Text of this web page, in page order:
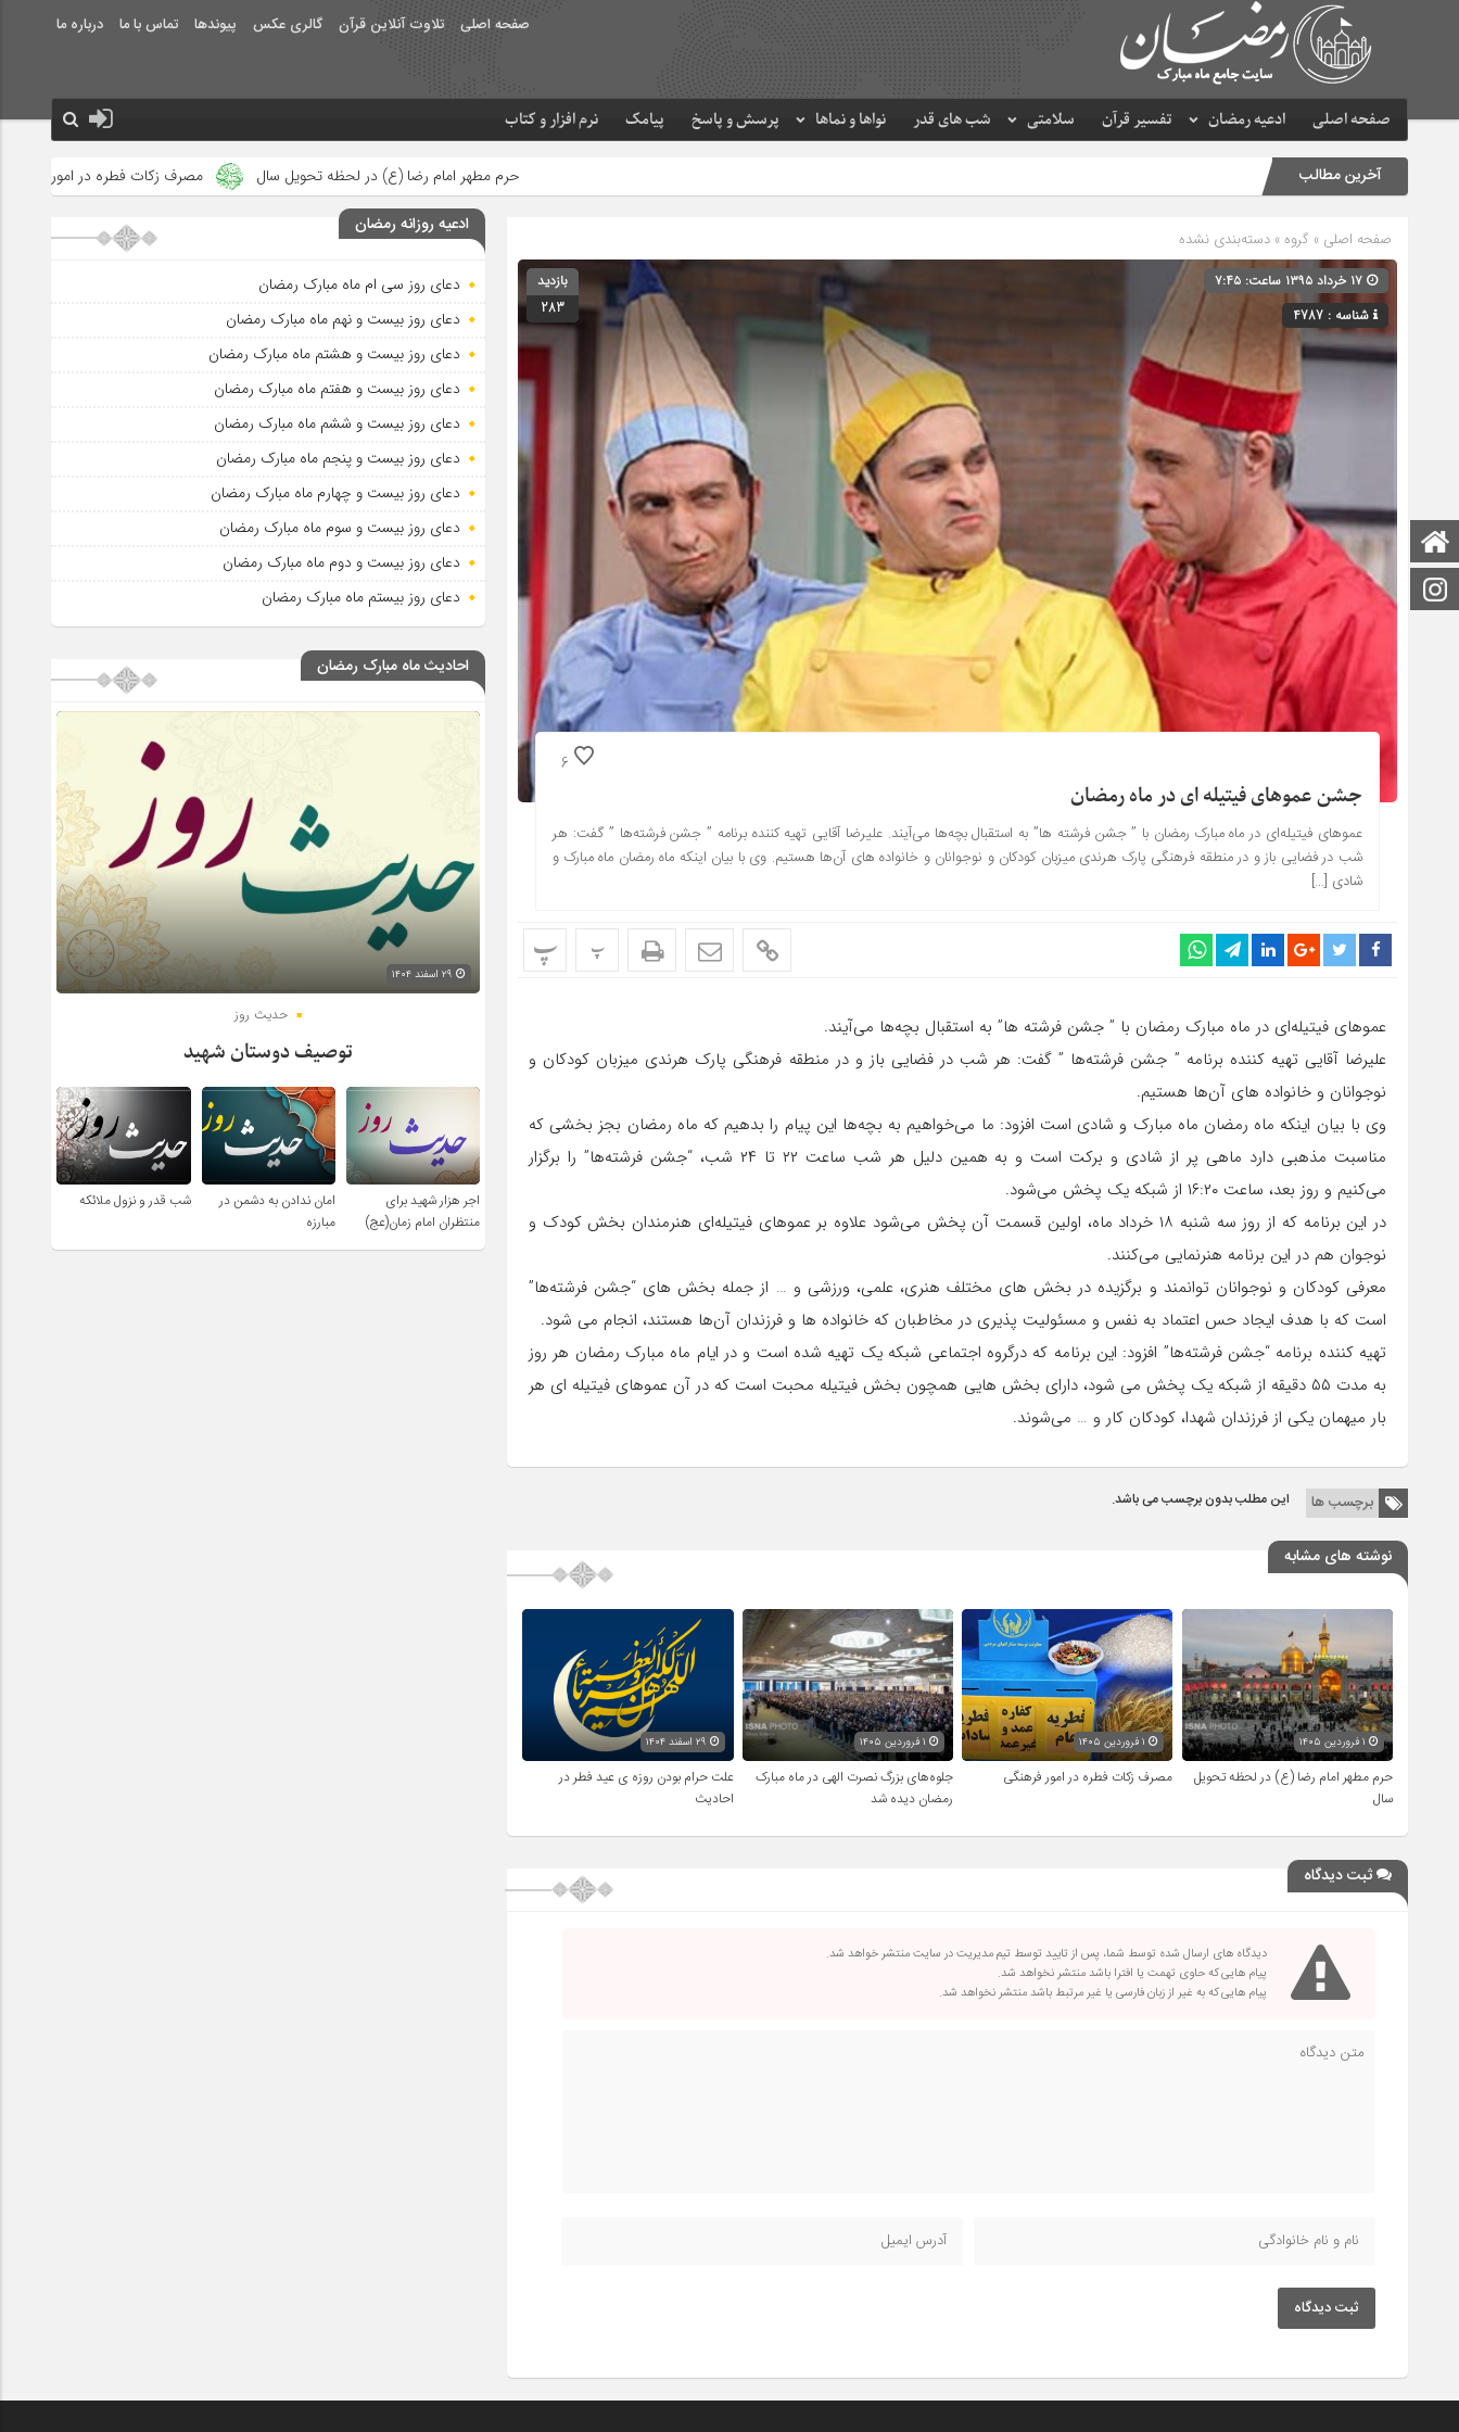
صفحه اصلی تلاوت آنلاین قرآن گالری عکس پیوندها تماس با ما درباره ما
صفحه اصلی ادعیه رمضان تفسیر قرآن سلامتی شب های قدر نواها و نماها پرسش و پاسخ پیامک نرم افزار و کتاب
صفحه اصلی
اینستاگرام
آخرین مطالب حرم مطهر امام رضا (ع) در لحظه تحویل سال مصرف زکات فطره در امور فرهنگی جلوه‌های بزرگ
صفحه اصلی » گروه » دسته‌بندی نشده
شناسه : 4787
بازدید
283
6
جشن عموهای فیتیله ای در ماه رمضان
عموهای فیتیله‌ای در ماه مبارک رمضان با ” جشن فرشته ها” به استقبال بچه‌ها می‌آیند. علیرضا آقایی تهیه کننده برنامه ” جشن فرشته‌ها ” گفت: هر
شب در فضایی باز و در منطقه فرهنگی پارک هرندی میزبان کودکان و نوجوانان و خانواده های آن‌ها هستیم. وی با بیان اینکه ماه رمضان ماه مبارک و
شادی […]
پ پ
عموهای فیتیله‌ای در ماه مبارک رمضان با ” جشن فرشته ها” به استقبال بچه‌ها می‌آیند.
علیرضا آقایی تهیه کننده برنامه ” جشن فرشته‌ها ” گفت: هر شب در فضایی باز و در منطقه فرهنگی پارک هرندی میزبان کودکان و
نوجوانان و خانواده های آن‌ها هستیم.
وی با بیان اینکه ماه رمضان ماه مبارک و شادی است افزود: ما می‌خواهیم به بچه‌ها این پیام را بدهیم که ماه رمضان بجز بخشی که
مناسبت مذهبی دارد ماهی پر از شادی و برکت است و به همین دلیل هر شب ساعت ۲۲ تا ۲۴ شب، “جشن فرشته‌ها” را برگزار
می‌کنیم و روز بعد، ساعت ۱۶:۲۰ از شبکه یک پخش می‌شود.
در این برنامه که از روز سه شنبه ۱۸ خرداد ماه، اولین قسمت آن پخش می‌شود علاوه بر عموهای فیتیله‌ای هنرمندان بخش کودک و
نوجوان هم در این برنامه هنرنمایی می‌کنند.
معرفی کودکان و نوجوانان توانمند و برگزیده در بخش های مختلف هنری، علمی، ورزشی و … از جمله بخش های “جشن فرشته‌ها”
است که با هدف ایجاد حس اعتماد به نفس و مسئولیت پذیری در مخاطبان که خانواده ها و فرزندان آن‌ها هستند، انجام می شود.
تهیه کننده برنامه “جشن فرشته‌ها” افزود: این برنامه که درگروه اجتماعی شبکه یک تهیه شده است و در ایام ماه مبارک رمضان هر روز
به مدت ۵۵ دقیقه از شبکه یک پخش می شود، دارای بخش هایی همچون بخش فیتیله محبت است که در آن عموهای فیتیله ای هر
بار میهمان یکی از فرزندان شهدا، کودکان کار و … می‌شوند.
برچسب ها این مطلب بدون برچسب می باشد.
نوشته های مشابه
حرم مطهر امام رضا (ع) در لحظه تحویل
سال
۱ فروردین ۱۴۰۵
مصرف زکات فطره در امور فرهنگی
جلوه‌های بزرگ نصرت الهی در ماه مبارک
رمضان دیده شد
علت حرام بودن روزه ی عید فطر در
احادیث
ثبت دیدگاه
دیدگاه های ارسال شده توسط شما، پس از تایید توسط تیم مدیریت در سایت منتشر خواهد شد.
پیام هایی که حاوی تهمت یا افترا باشد منتشر نخواهد شد.
پیام هایی که به غیر از زبان فارسی یا غیر مرتبط باشد منتشر نخواهد شد.
ثبت دیدگاه
ادعیه روزانه رمضان
دعای روز سی ام ماه مبارک رمضان
دعای روز بیست و نهم ماه مبارک رمضان
دعای روز بیست و هشتم ماه مبارک رمضان
دعای روز بیست و هفتم ماه مبارک رمضان
دعای روز بیست و ششم ماه مبارک رمضان
دعای روز بیست و پنجم ماه مبارک رمضان
دعای روز بیست و چهارم ماه مبارک رمضان
دعای روز بیست و سوم ماه مبارک رمضان
دعای روز بیست و دوم ماه مبارک رمضان
دعای روز بیستم ماه مبارک رمضان
احادیث ماه مبارک رمضان
حدیث روز
توصیف دوستان شهید
اجر هزار شهید برای
منتظران امام زمان(عج)
امان ندادن به دشمن در
مبارزه
شب قدر و نزول ملائکه